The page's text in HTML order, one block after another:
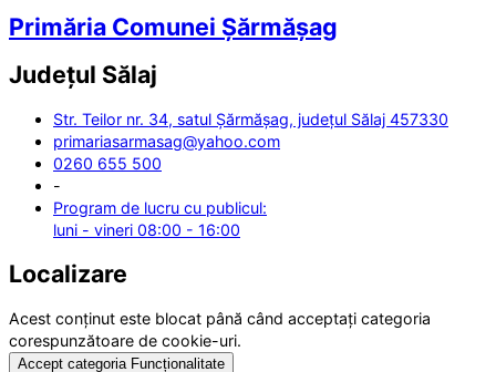
Primăria Comunei Șărmășag
Județul Sălaj
Str. Teilor nr. 34, satul Șărmășag, județul Sălaj 457330
primariasarmasag@yahoo.com
0260 655 500
-
Program de lucru cu publicul:
luni - vineri 08:00 - 16:00
Localizare
Acest conținut este blocat până când acceptați categoria
corespunzătoare de cookie-uri.
Accept categoria Funcționalitate